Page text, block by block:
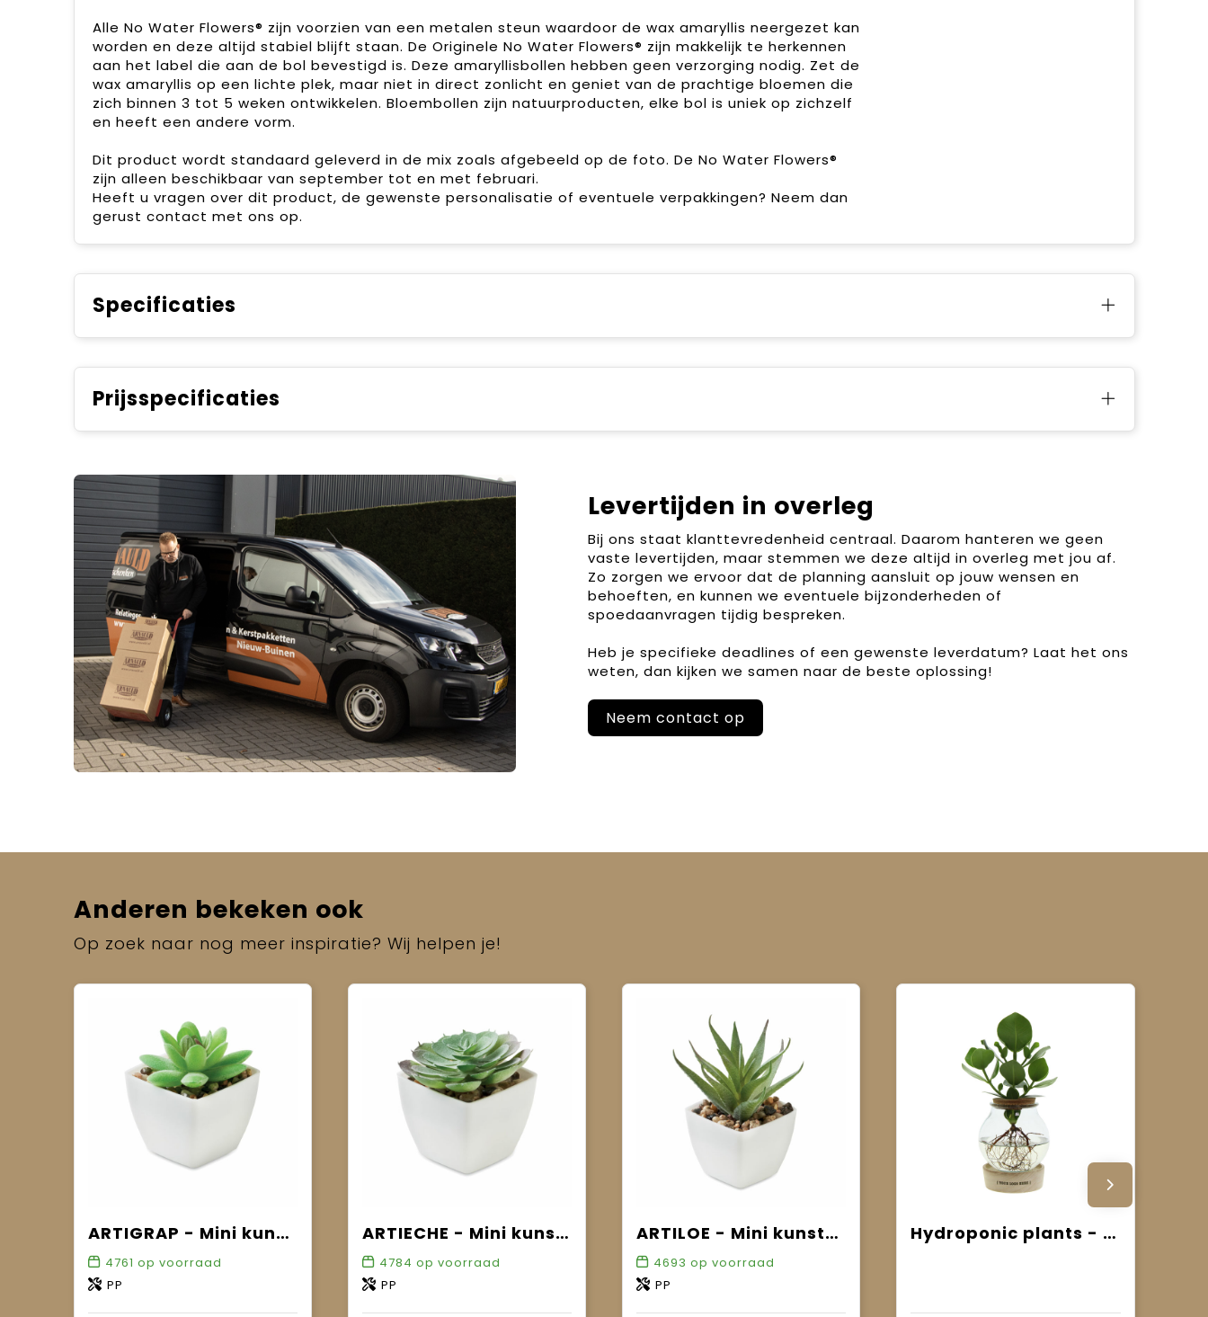
Alle No Water Flowers® zijn voorzien van een metalen steun waardoor de wax amaryllis neergezet kan
worden en deze altijd stabiel blijft staan. De Originele No Water Flowers® zijn makkelijk te herkennen
aan het label die aan de bol bevestigd is. Deze amaryllisbollen hebben geen verzorging nodig. Zet de
wax amaryllis op een lichte plek, maar niet in direct zonlicht en geniet van de prachtige bloemen die
zich binnen 3 tot 5 weken ontwikkelen. Bloembollen zijn natuurproducten, elke bol is uniek op zichzelf
en heeft een andere vorm.
Dit product wordt standaard geleverd in de mix zoals afgebeeld op de foto. De No Water Flowers®
zijn alleen beschikbaar van september tot en met februari.
Heeft u vragen over dit product, de gewenste personalisatie of eventuele verpakkingen? Neem dan
gerust contact met ons op.
Specificaties
Prijsspecificaties
Levertijden in overleg
Bij ons staat klanttevredenheid centraal. Daarom hanteren we geen
vaste levertijden, maar stemmen we deze altijd in overleg met jou af.
Zo zorgen we ervoor dat de planning aansluit op jouw wensen en
behoeften, en kunnen we eventuele bijzonderheden of
spoedaanvragen tijdig bespreken.
Heb je specifieke deadlines of een gewenste leverdatum? Laat het ons
weten, dan kijken we samen naar de beste oplossing!
Neem contact op
Anderen bekeken ook
Op zoek naar nog meer inspiratie? Wij helpen je!
ARTIGRAP - Mini kunstplant
4761 op voorraad
PP
ARTIECHE - Mini kunstplant
4784 op voorraad
PP
ARTILOE - Mini kunstplant
4693 op voorraad
PP
Hydroponic plants - Glass with LED light in giftbox